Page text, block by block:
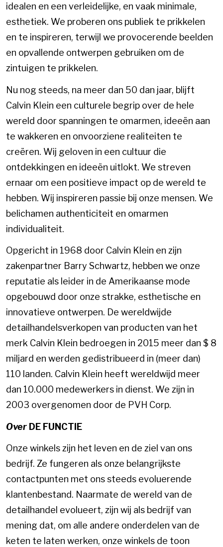
idealen en een verleidelijke, en vaak minimale,
esthetiek. We proberen ons publiek te prikkelen
en te inspireren, terwijl we provocerende beelden
en opvallende ontwerpen gebruiken om de
zintuigen te prikkelen.
Nu nog steeds, na meer dan 50 dan jaar, blijft
Calvin Klein een culturele begrip over de hele
wereld door spanningen te omarmen, ideeën aan
te wakkeren en onvoorziene realiteiten te
creëren. Wij geloven in een cultuur die
ontdekkingen en ideeën uitlokt. We streven
ernaar om een ​​positieve impact op de wereld te
hebben. Wij inspireren passie bij onze mensen. We
belichamen authenticiteit en omarmen
individualiteit.
Opgericht in 1968 door Calvin Klein en zijn
zakenpartner Barry Schwartz, hebben we onze
reputatie als leider in de Amerikaanse mode
opgebouwd door onze strakke, esthetische en
innovatieve ontwerpen. De wereldwijde
detailhandelsverkopen van producten van het
merk Calvin Klein bedroegen in 2015 meer dan $ 8
miljard en werden gedistribueerd in (meer dan)
110 landen. Calvin Klein heeft wereldwijd meer
dan 10.000 medewerkers in dienst. We zijn in
2003 overgenomen door de PVH Corp.
Over DE FUNCTIE
Onze winkels zijn het leven en de ziel van ons
bedrijf. Ze fungeren als onze belangrijkste
contactpunten met ons steeds evoluerende
klantenbestand. Naarmate de wereld van de
detailhandel evolueert, zijn wij als bedrijf van
mening dat, om alle andere onderdelen van de
keten te laten werken, onze winkels de toon